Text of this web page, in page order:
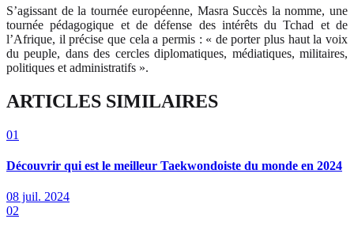
S’agissant de la tournée européenne, Masra Succès la nomme, une
tournée pédagogique et de défense des intérêts du Tchad et de
l’Afrique, il précise que cela a permis : « de porter plus haut la voix
du peuple, dans des cercles diplomatiques, médiatiques, militaires,
politiques et administratifs ».
ARTICLES SIMILAIRES
01
Découvrir qui est le meilleur Taekwondoiste du monde en 2024
08 juil. 2024
02